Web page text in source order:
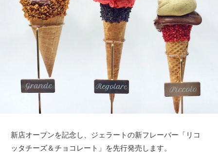
新店オープンを記念し、ジェラートの新フレーバー「リコ
ッタチーズ＆チョコレート」を先行発売します。